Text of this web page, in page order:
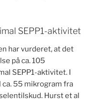
SEPP1-aktivitet
har vurderet, at det
på ca. 105
SEPP1-aktivitet. I
55 mikrogram fra
Hurst et al